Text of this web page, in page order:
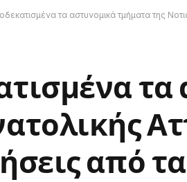
τα αστυνομικά τμήματα της
τα
από